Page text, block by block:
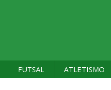
FUTSAL ATLETISMO